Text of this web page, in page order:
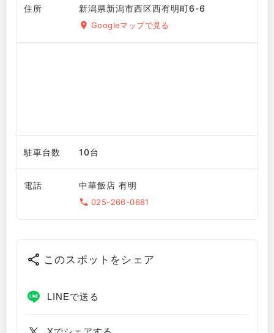
住所 新潟県新潟市西区西有明町6-6
Googleマップで見る
駐車台数 10台
電話 中華飯店 有明
025-266-0681
このスポットをシェア
LINEで送る